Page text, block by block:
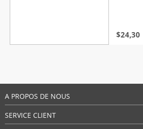
$24,30
A PROPOS DE NOUS
SERVICE CLIENT